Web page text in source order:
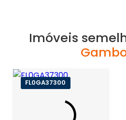
Imóveis
FL0GA37300